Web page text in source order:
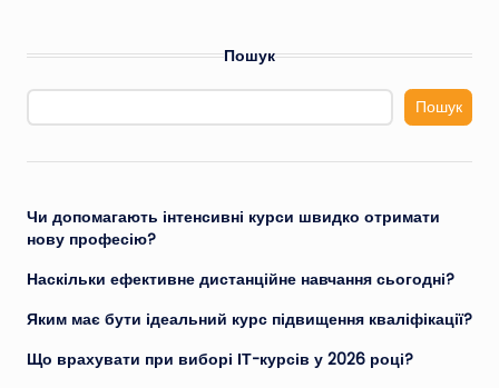
Пошук
Пошук
Чи допомагають інтенсивні курси швидко отримати
нову професію?
Наскільки ефективне дистанційне навчання сьогодні?
Яким має бути ідеальний курс підвищення кваліфікації?
Що врахувати при виборі ІТ-курсів у 2026 році?